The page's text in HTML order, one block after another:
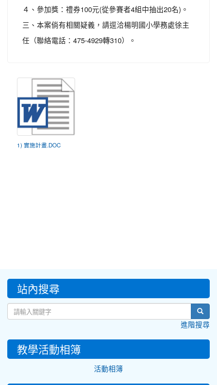
４、參加獎：禮券100元(從參賽者4組中抽出20名)。
三、本案倘有相關疑義，請逕洽楊明國小學務處徐主
任（聯絡電話：475-4929轉310）。
1) 實施計畫.DOC
::: 站內搜尋
進階搜尋
教學活動相簿
活動相簿